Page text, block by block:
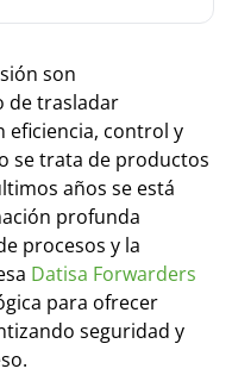
son
de trasladar
eficiencia, control y
se trata de productos
años se está
profunda
procesos y la
Datisa Forwarders
para ofrecer
seguridad y